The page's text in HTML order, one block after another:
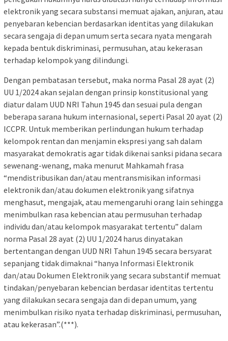
elektronik yang secara substansi memuat ajakan, anjuran, atau
penyebaran kebencian berdasarkan identitas yang dilakukan
secara sengaja di depan umum serta secara nyata mengarah
kepada bentuk diskriminasi, permusuhan, atau kekerasan
terhadap kelompok yang dilindungi.
Dengan pembatasan tersebut, maka norma Pasal 28 ayat (2)
UU 1/2024 akan sejalan dengan prinsip konstitusional yang
diatur dalam UUD NRI Tahun 1945 dan sesuai pula dengan
beberapa sarana hukum internasional, seperti Pasal 20 ayat (2)
ICCPR. Untuk memberikan perlindungan hukum terhadap
kelompok rentan dan menjamin ekspresi yang sah dalam
masyarakat demokratis agar tidak dikenai sanksi pidana secara
sewenang-wenang, maka menurut Mahkamah frasa
“mendistribusikan dan/atau mentransmisikan informasi
elektronik dan/atau dokumen elektronik yang sifatnya
menghasut, mengajak, atau memengaruhi orang lain sehingga
menimbulkan rasa kebencian atau permusuhan terhadap
individu dan/atau kelompok masyarakat tertentu” dalam
norma Pasal 28 ayat (2) UU 1/2024 harus dinyatakan
bertentangan dengan UUD NRI Tahun 1945 secara bersyarat
sepanjang tidak dimaknai “hanya Informasi Elektronik
dan/atau Dokumen Elektronik yang secara substantif memuat
tindakan/penyebaran kebencian berdasar identitas tertentu
yang dilakukan secara sengaja dan di depan umum, yang
menimbulkan risiko nyata terhadap diskriminasi, permusuhan,
atau kekerasan”.(***).